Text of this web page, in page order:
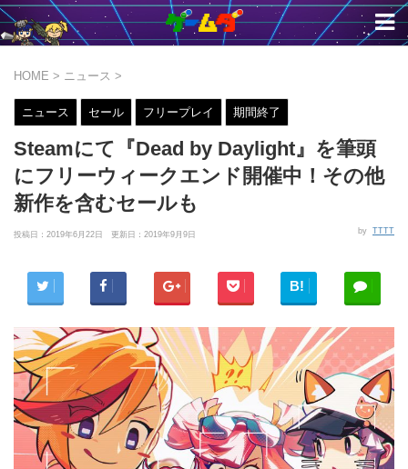
HOME > ニュース >
ニュース セール フリープレイ 期間終了
Steamにて『Dead by Daylight』を筆頭
にフリーウィークエンド開催中！その他
新作を含むセールも
投稿日：2019年6月22日 更新日： 2019年9月9日 by TTTT
B!